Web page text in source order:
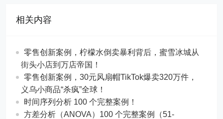
相关内容
零售创新案例，柠檬水倒卖暴利背后，蜜雪冰城从
街头小店到万店帝国！
​​零售创新案例，30元风扇帽TikTok爆卖320万件，
义乌小商品“杀疯”全球！
时间序列分析 100 个完整案例！
方差分析（ANOVA）100 个完整案例（51-